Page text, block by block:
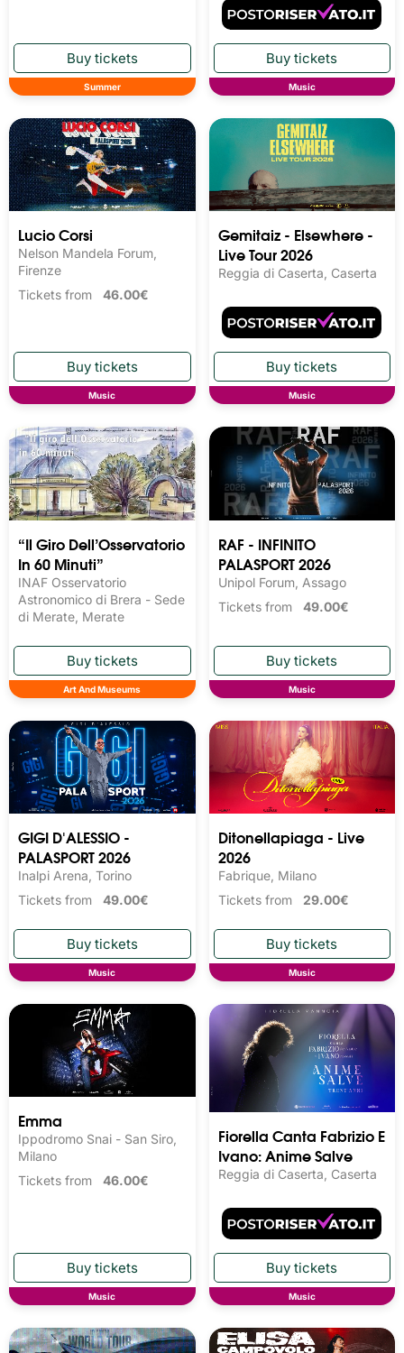
Summer Music
Lucio Corsi
Nelson Mandela Forum,
Firenze
Tickets from 46.00€
Music
Gemitaiz - Elsewhere -
Live Tour 2026
Reggia di Caserta, Caserta
Music
“Il Giro Dell’Osservatorio
In 60 Minuti”
INAF Osservatorio
Astronomico di Brera - Sede
di Merate, Merate
Art And Museums
RAF - INFINITO
PALASPORT 2026
Unipol Forum, Assago
Tickets from 49.00€
Music
GIGI D'ALESSIO -
PALASPORT 2026
Inalpi Arena, Torino
Tickets from 49.00€
Music
Ditonellapiaga - Live
2026
Fabrique, Milano
Tickets from 29.00€
Music
Emma
Ippodromo Snai - San Siro,
Milano
Tickets from 46.00€
Music
Fiorella Canta Fabrizio E
Ivano: Anime Salve
Reggia di Caserta, Caserta
Music